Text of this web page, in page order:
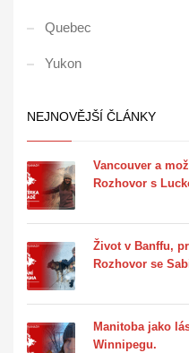
Quebec
Yukon
NEJNOVĚJŠÍ ČLÁNKY
Vancouver a
Rozhovor s
Život v Banffu,
Rozhovor se
Manitoba jako
Winnipegu.